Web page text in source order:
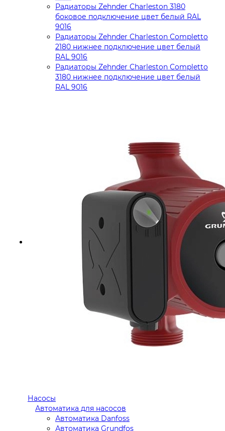
Радиаторы Zehnder Charleston 3180
боковое подключение цвет белый RAL
9016
Радиаторы Zehnder Charleston Completto
2180 нижнее подключение цвет белый
RAL 9016
Радиаторы Zehnder Charleston Completto
3180 нижнее подключение цвет белый
RAL 9016
Насосы
Автоматика для насосов
Автоматика Danfoss
Автоматика Grundfos